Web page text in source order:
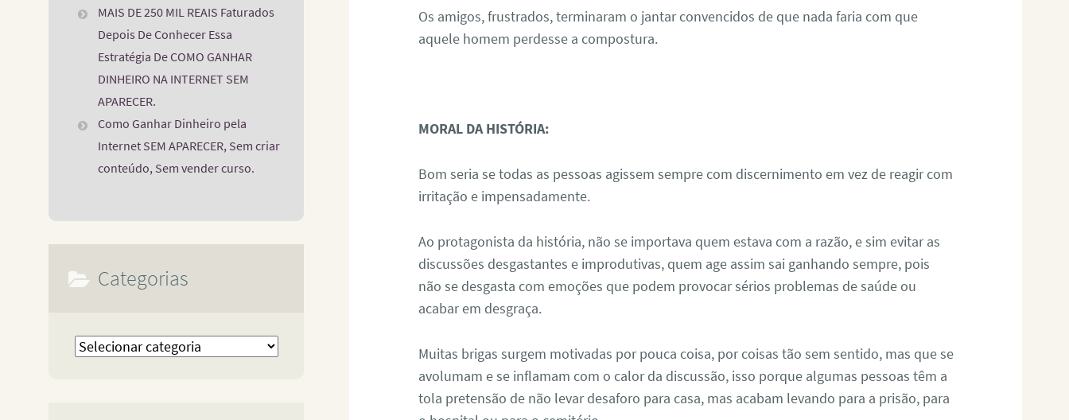
Os amigos, frustrados, terminaram o jantar convencidos de que nada faria com que
aquele homem perdesse a compostura.
MORAL DA HISTÓRIA:
Bom seria se todas as pessoas agissem sempre com discernimento em vez de reagir com
irritação e impensadamente.
Ao protagonista da história, não se importava quem estava com a razão, e sim evitar as
discussões desgastantes e improdutivas, quem age assim sai ganhando sempre, pois
não se desgasta com emoções que podem provocar sérios problemas de saúde ou
acabar em desgraça.
Muitas brigas surgem motivadas por pouca coisa, por coisas tão sem sentido, mas que se
avolumam e se inflamam com o calor da discussão, isso porque algumas pessoas têm a
tola pretensão de não levar desaforo para casa, mas acabam levando para a prisão, para
MAIS DE 250 MIL REAIS Faturados
Depois De Conhecer Essa
Estratégia De COMO GANHAR
DINHEIRO NA INTERNET SEM
APARECER.
Como Ganhar Dinheiro pela
Internet SEM APARECER, Sem criar
conteúdo, Sem vender curso.
Categorias